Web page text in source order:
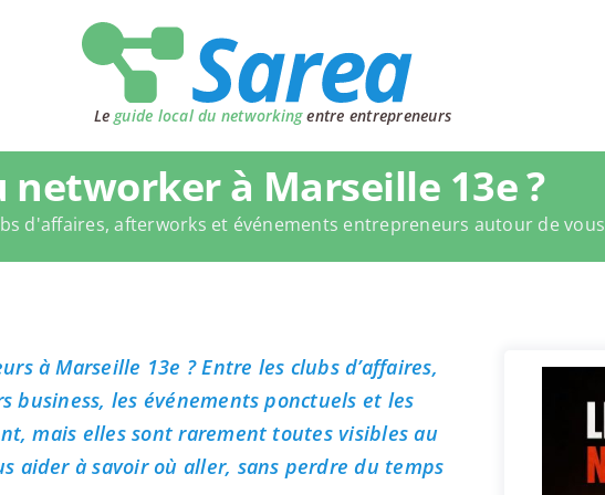
Le guide local du networkingentre entrepreneurs
networker à Marseille 13e ?
d'affaires, afterworks et événements entrepreneurs autour de vous
à Marseille 13e ? Entre les clubs d’affaires,
business, les événements ponctuels et les
mais elles sont rarement toutes visibles au
aider à savoir où aller, sans perdre du temps